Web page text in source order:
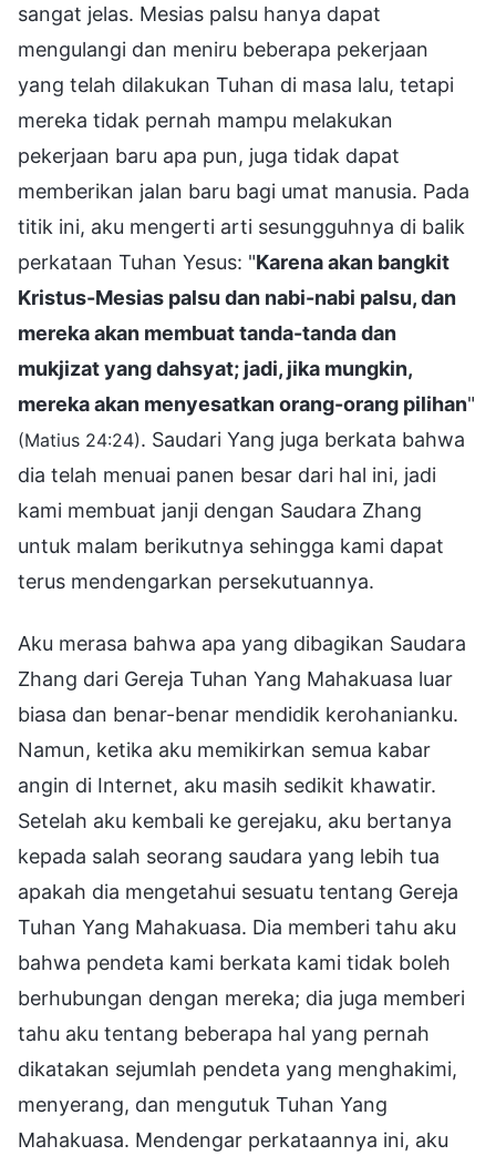
sangat jelas. Mesias palsu hanya dapat
mengulangi dan meniru beberapa pekerjaan
yang telah dilakukan Tuhan di masa lalu, tetapi
mereka tidak pernah mampu melakukan
pekerjaan baru apa pun, juga tidak dapat
memberikan jalan baru bagi umat manusia. Pada
titik ini, aku mengerti arti sesungguhnya di balik
perkataan Tuhan Yesus: "Karena akan bangkit
Kristus-Mesias palsu dan nabi-nabi palsu, dan
mereka akan membuat tanda-tanda dan
mukjizat yang dahsyat; jadi, jika mungkin,
mereka akan menyesatkan orang-orang pilihan"
(Matius 24:24). Saudari Yang juga berkata bahwa
dia telah menuai panen besar dari hal ini, jadi
kami membuat janji dengan Saudara Zhang
untuk malam berikutnya sehingga kami dapat
terus mendengarkan persekutuannya.
Aku merasa bahwa apa yang dibagikan Saudara
Zhang dari Gereja Tuhan Yang Mahakuasa luar
biasa dan benar-benar mendidik kerohanianku.
Namun, ketika aku memikirkan semua kabar
angin di Internet, aku masih sedikit khawatir.
Setelah aku kembali ke gerejaku, aku bertanya
kepada salah seorang saudara yang lebih tua
apakah dia mengetahui sesuatu tentang Gereja
Tuhan Yang Mahakuasa. Dia memberi tahu aku
bahwa pendeta kami berkata kami tidak boleh
berhubungan dengan mereka; dia juga memberi
tahu aku tentang beberapa hal yang pernah
dikatakan sejumlah pendeta yang menghakimi,
menyerang, dan mengutuk Tuhan Yang
Mahakuasa. Mendengar perkataannya ini, aku